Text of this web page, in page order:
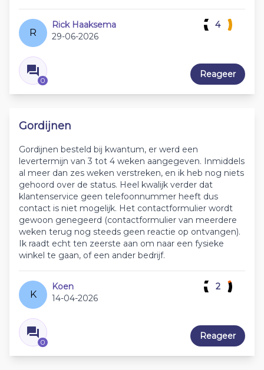
R
Rick Haaksema
29-06-2026
0
4
Reageer
Gordijnen
Gordijnen besteld bij kwantum, er werd een
levertermijn van 3 tot 4 weken aangegeven. Inmiddels
al meer dan zes weken verstreken, en ik heb nog niets
gehoord over de status. Heel kwalijk verder dat
klantenservice geen telefoonnummer heeft dus
contact is niet mogelijk. Het contactformulier wordt
gewoon genegeerd (contactformulier van meerdere
weken terug nog steeds geen reactie op ontvangen).
Ik raadt echt ten zeerste aan om naar een fysieke
winkel te gaan, of een ander bedrijf.
K
Koen
14-04-2026
0
2
Reageer